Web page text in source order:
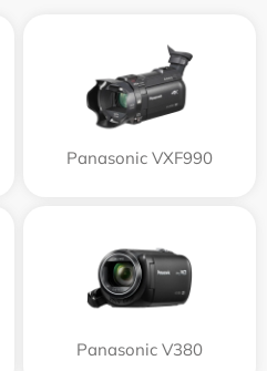
Panasonic VXF990
Panasonic V380